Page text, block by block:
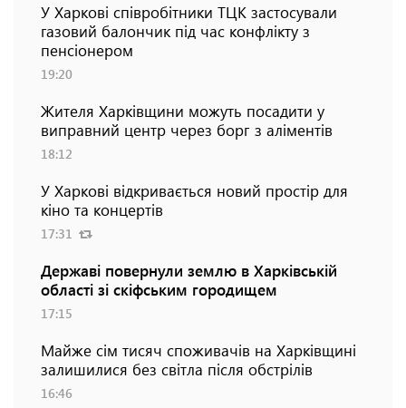
У Харкові співробітники ТЦК застосували
газовий балончик під час конфлікту з
пенсіонером
19:20
Жителя Харківщини можуть посадити у
виправний центр через борг з аліментів
18:12
У Харкові відкривається новий простір для
кіно та концертів
17:31
Державі повернули землю в Харківській
області зі скіфським городищем
17:15
Майже сім тисяч споживачів на Харківщині
залишилися без світла після обстрілів
16:46